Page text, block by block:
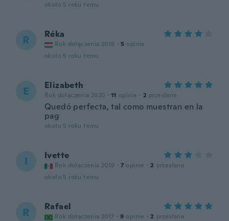
około 5 roku temu
R Réka
Rok dołączenia 2018 · 5 opinie
około 5 roku temu
E Elizabeth
Rok dołączenia 2020 · 11 opinie · 2 przesłane
Quedó perfecta, tal como muestran en la
pag
około 5 roku temu
I Ivette
Rok dołączenia 2019 · 7 opinie · 2 przesłane
około 5 roku temu
R Rafael
Rok dołączenia 2017 · 9 opinie · 2 przesłane